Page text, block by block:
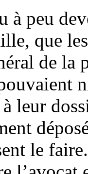
à peu
que
de la
leur
le